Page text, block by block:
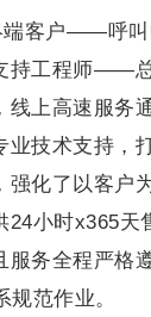
端客户——呼叫
工程师——总
线上高速服务
业技术支持，
强化了以客户
24小时x365天
服务全程严格
范作业。